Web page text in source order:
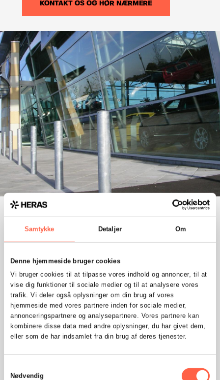
Samtykke Detaljer Om
Denne hjemmeside bruger cookies
Vi bruger cookies til at tilpasse vores indhold og annoncer, til at
vise dig funktioner til sociale medier og til at analysere vores
trafik. Vi deler også oplysninger om din brug af vores
hjemmeside med vores partnere inden for sociale medier,
annonceringspartnere og analysepartnere. Vores partnere kan
kombinere disse data med andre oplysninger, du har givet dem,
eller som de har indsamlet fra din brug af deres tjenester.
Nødvendig
KONTAKT OS OG HØR NÆRMERE
Vi tilbyder et bredt udvalg af
stationære, trafikregulerende
pullerter:
Stationær pullert PUF 10
Kædehegn KHF 10
Pullert med indbygget cykelstativ
Pullert med indbygget skraldespand
Dekorative covert til pullerter
pullert, automatisk pullert, semiautomatisk